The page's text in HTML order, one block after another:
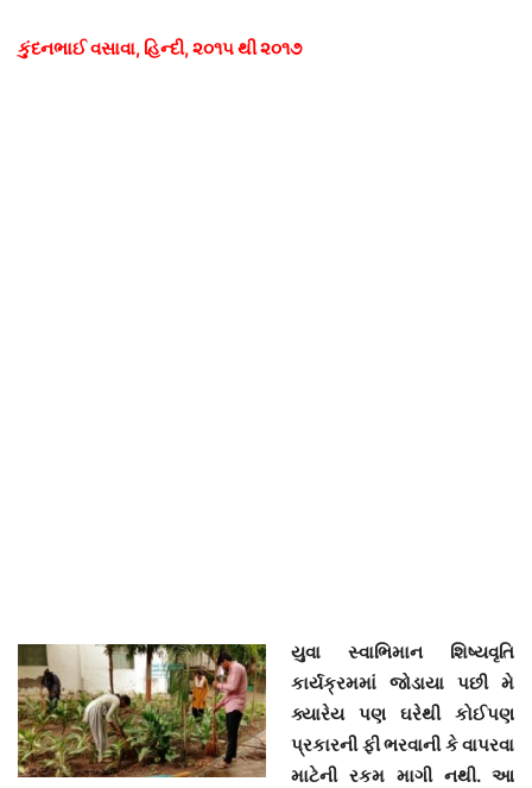
કુંદનભાઈ વસાવા, હિન્દી, ૨૦૧૫ થી ૨૦૧૭
યુવા સ્વાભિમાન શિષ્યવૃતિ
કાર્યક્રમમાં જોડાયા પછી મે
ક્યારેય પણ ઘરેથી કોઈપણ
પ્રકારની ફી ભરવાની કે વાપરવા
માટેની રકમ માગી નથી. આ